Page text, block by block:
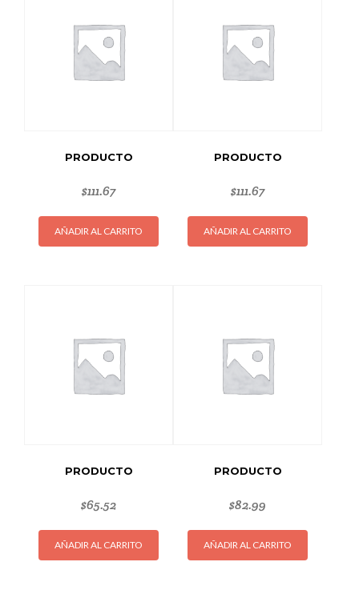
PRODUCTO
$111.67
AÑADIR AL CARRITO
PRODUCTO
$111.67
AÑADIR AL CARRITO
PRODUCTO
$65.52
AÑADIR AL CARRITO
PRODUCTO
$82.99
AÑADIR AL CARRITO